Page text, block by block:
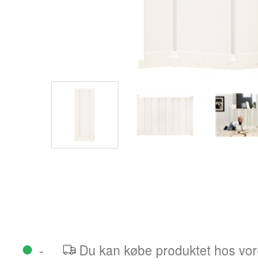
- Du kan købe produktet hos